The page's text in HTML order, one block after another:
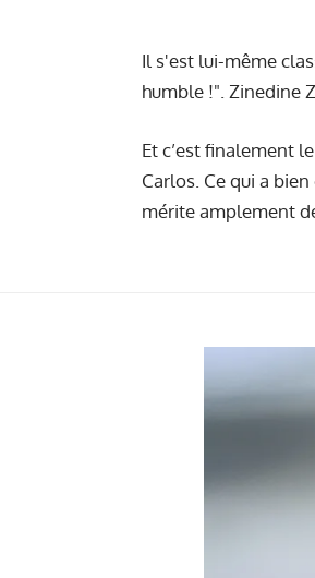
Il s'est lui-même
humble !". Zinedine
Et c’est finalement
Carlos. Ce qui a
mérite amplement